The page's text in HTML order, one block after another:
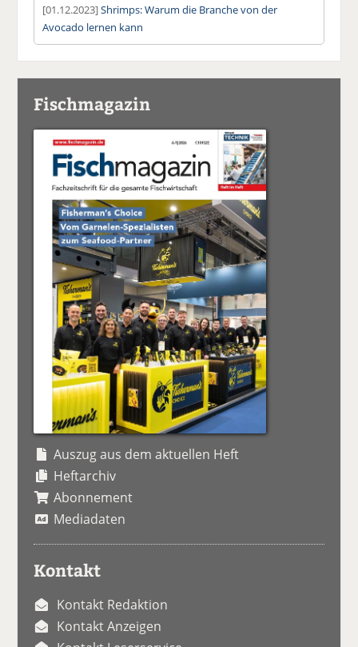
[01.12.2023]Shrimps: Warum die Branche von der
Avocado lernen kann
Fischmagazin
Auszug aus dem aktuellen Heft
Heftarchiv
Abonnement
Mediadaten
Kontakt
Kontakt Redaktion
Kontakt Anzeigen